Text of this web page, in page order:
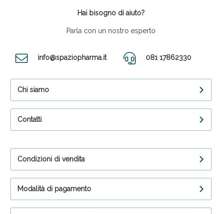
Hai bisogno di aiuto?
Parla con un nostro esperto
info@spaziopharma.it 081 17862330
Chi siamo
Contatti
Condizioni di vendita
Modalità di pagamento